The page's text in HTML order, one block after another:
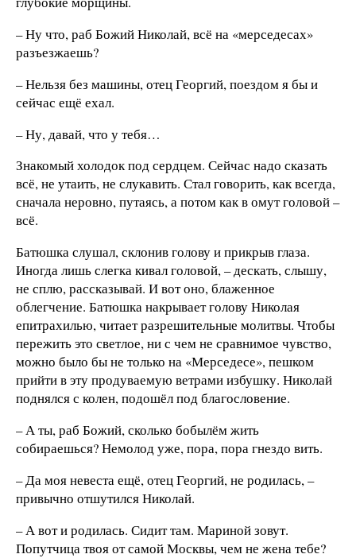
– Ну что, раб Божий Николай, всё на «мерседесах»
разъезжаешь?
– Нельзя без машины, отец Георгий, поездом я бы и
сейчас ещё ехал.
– Ну, давай, что у тебя…
Знакомый холодок под сердцем. Сейчас надо сказать
всё, не утаить, не слукавить. Стал говорить, как всегда,
сначала неровно, путаясь, а потом как в омут головой –
всё.
Батюшка слушал, склонив голову и прикрыв глаза.
Иногда лишь слегка кивал головой, – дескать, слышу,
не сплю, рассказывай. И вот оно, блаженное
облегчение. Батюшка накрывает голову Николая
епитрахилью, читает разрешительные молитвы. Чтобы
пережить это светлое, ни с чем не сравнимое чувство,
можно было бы не только на «Мерседесе», пешком
прийти в эту продуваемую ветрами избушку. Николай
поднялся с колен, подошёл под благословение.
– А ты, раб Божий, сколько бобылём жить
собираешься? Немолод уже, пора, пора гнездо вить.
– Да моя невеста ещё, отец Георгий, не родилась, –
привычно отшутился Николай.
– А вот и родилась. Сидит там. Мариной зовут.
Попутчица твоя от самой Москвы, чем не жена тебе?